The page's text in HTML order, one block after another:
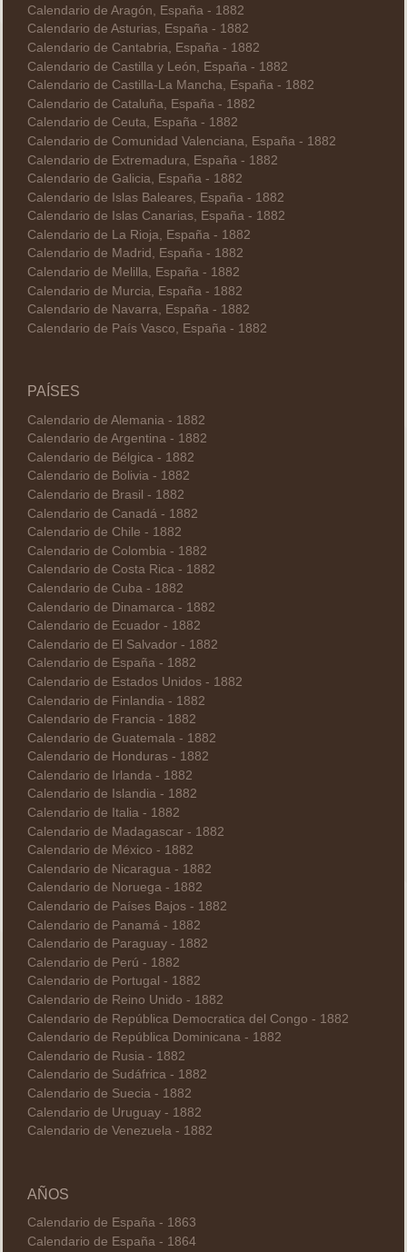
Calendario de Aragón, España - 1882
Calendario de Asturias, España - 1882
Calendario de Cantabria, España - 1882
Calendario de Castilla y León, España - 1882
Calendario de Castilla-La Mancha, España - 1882
Calendario de Cataluña, España - 1882
Calendario de Ceuta, España - 1882
Calendario de Comunidad Valenciana, España - 1882
Calendario de Extremadura, España - 1882
Calendario de Galicia, España - 1882
Calendario de Islas Baleares, España - 1882
Calendario de Islas Canarias, España - 1882
Calendario de La Rioja, España - 1882
Calendario de Madrid, España - 1882
Calendario de Melilla, España - 1882
Calendario de Murcia, España - 1882
Calendario de Navarra, España - 1882
Calendario de País Vasco, España - 1882
PAÍSES
Calendario de Alemania - 1882
Calendario de Argentina - 1882
Calendario de Bélgica - 1882
Calendario de Bolivia - 1882
Calendario de Brasil - 1882
Calendario de Canadá - 1882
Calendario de Chile - 1882
Calendario de Colombia - 1882
Calendario de Costa Rica - 1882
Calendario de Cuba - 1882
Calendario de Dinamarca - 1882
Calendario de Ecuador - 1882
Calendario de El Salvador - 1882
Calendario de España - 1882
Calendario de Estados Unidos - 1882
Calendario de Finlandia - 1882
Calendario de Francia - 1882
Calendario de Guatemala - 1882
Calendario de Honduras - 1882
Calendario de Irlanda - 1882
Calendario de Islandia - 1882
Calendario de Italia - 1882
Calendario de Madagascar - 1882
Calendario de México - 1882
Calendario de Nicaragua - 1882
Calendario de Noruega - 1882
Calendario de Países Bajos - 1882
Calendario de Panamá - 1882
Calendario de Paraguay - 1882
Calendario de Perú - 1882
Calendario de Portugal - 1882
Calendario de Reino Unido - 1882
Calendario de República Democratica del Congo - 1882
Calendario de República Dominicana - 1882
Calendario de Rusia - 1882
Calendario de Sudáfrica - 1882
Calendario de Suecia - 1882
Calendario de Uruguay - 1882
Calendario de Venezuela - 1882
AÑOS
Calendario de España - 1863
Calendario de España - 1864